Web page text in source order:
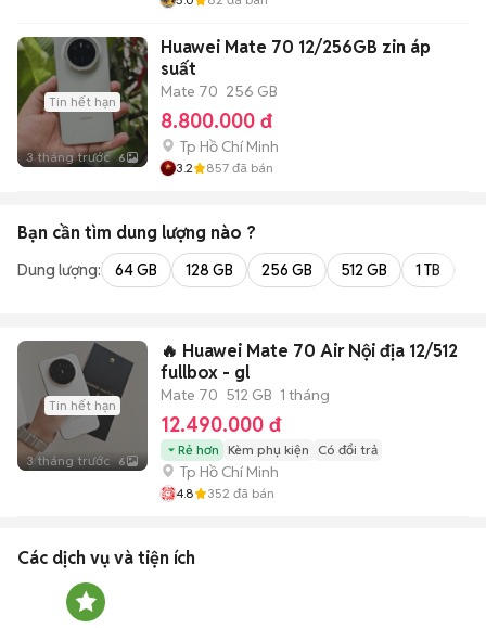
Tin hết hạn
3 tháng trước 6
Huawei Mate 70 12/256GB zin áp
suất
Mate 70 256 GB
8.800.000 đ
Tp Hồ Chí Minh
3.2 857 đã bán
Bạn cần tìm dung lượng nào ?
Dung lượng: 64 GB 128 GB 256 GB 512 GB 1 TB
Tin hết hạn
3 tháng trước 6
🔥 Huawei Mate 70 Air Nội địa 12/512
fullbox - gl
Mate 70 512 GB 1 tháng
12.490.000 đ
Rẻ hơn Kèm phụ kiện Có đổi trả
Tp Hồ Chí Minh
4.8 352 đã bán
Các dịch vụ và tiện ích